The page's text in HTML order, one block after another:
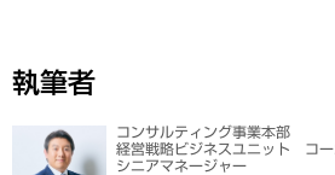
執筆者
コンサルティング事業本部
経営戦略ビジネスユニット コ
シニアマネージャー